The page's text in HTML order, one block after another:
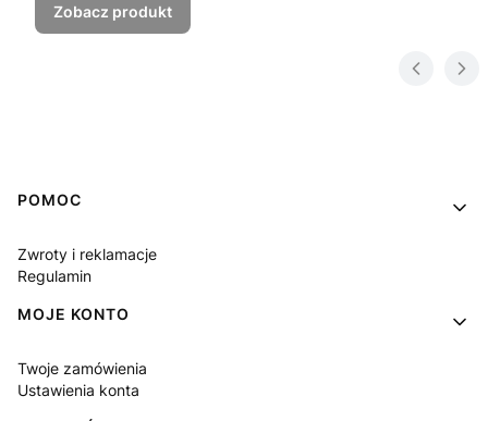
Zobacz produkt
Linki w stopce
POMOC
Zwroty i reklamacje
Regulamin
MOJE KONTO
Twoje zamówienia
Ustawienia konta